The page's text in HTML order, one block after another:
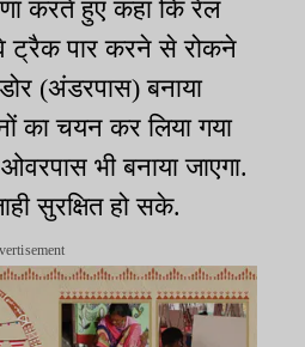
करते हुए कहा कि रेल
ट्रैक पार करने से रोकने
(अंडरपास) बनाया
का चयन कर लिया गया
भी बनाया जाएगा.
सुरक्षित हो सके.